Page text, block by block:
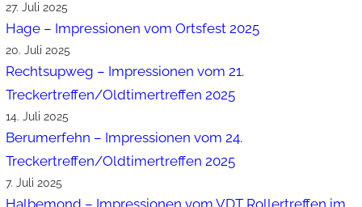
27. Juli 2025
Hage – Impressionen vom Ortsfest 2025
20. Juli 2025
Rechtsupweg – Impressionen vom 21.
Treckertreffen/Oldtimertreffen 2025
14. Juli 2025
Berumerfehn – Impressionen vom 24.
Treckertreffen/Oldtimertreffen 2025
7. Juli 2025